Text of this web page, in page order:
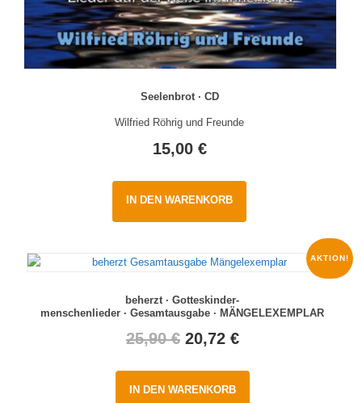
Seelenbrot · CD
Wilfried Röhrig und Freunde
15,00 €
IN DEN WARENKORB
AKTION!
beherzt · Gotteskinder-
menschenlieder · Gesamtausgabe · MÄNGELEXEMPLAR
25,90€ Original
was:
20,72 €Current
IN DEN WARENKORB